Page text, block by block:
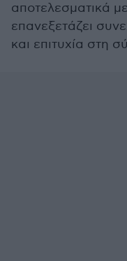
αποτελεσματικά
επανεξετάζει
και επιτυχία στη